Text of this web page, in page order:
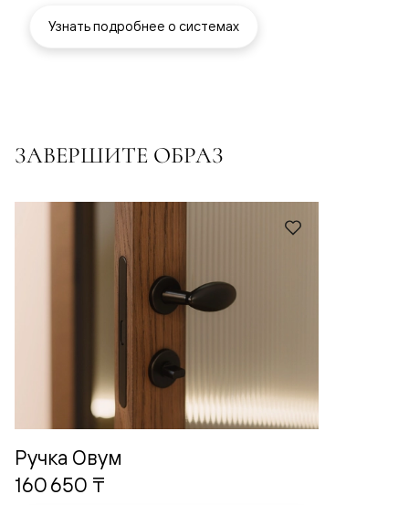
Узнать подробнее о системах
ЗАВЕРШИТЕ ОБРАЗ
Ручка Овум
160 650 ₸